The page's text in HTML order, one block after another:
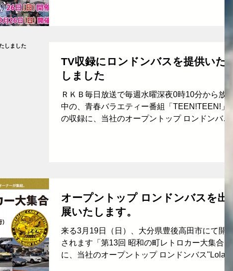
TV収録にロンドンバスを提供いた
しました
ＲＫＢ毎日放送で毎週水曜深夜0時10分から放送
中の、青春バラエティー番組「TEEN!TEEN!」
の収録に、当社のオープントップ ロンドンバス
オープントップ ロンドンバスを出
展いたします。
来る3月19日（日）、大分県豊後高田市にて開催
されます「第13回 昭和の町レトロカー大集合」
に、当社のオープントップ ロンドンバス"Lola"を